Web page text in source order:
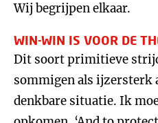
Wij begrijpen elkaar.
WIN-WIN IS VOOR DE
Dit soort primitieve
sommigen als ijzersterk
denkbare situatie. Ik